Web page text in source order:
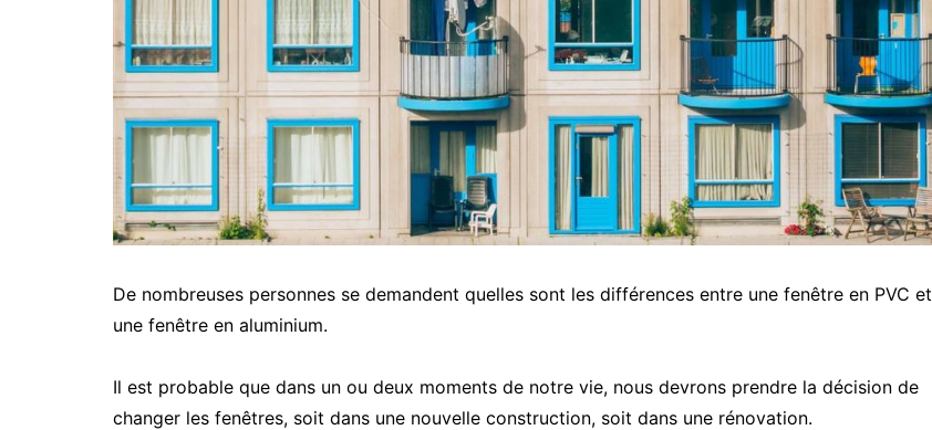
De nombreuses personnes se demandent quelles sont les différences entre une fenêtre en PVC et
une fenêtre en aluminium.
Il est probable que dans un ou deux moments de notre vie, nous devrons prendre la décision de
changer les fenêtres, soit dans une nouvelle construction, soit dans une rénovation.